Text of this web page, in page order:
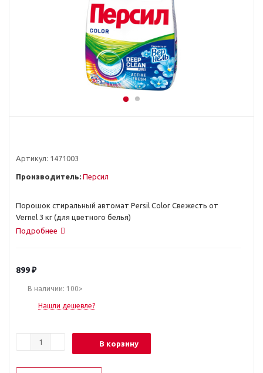
Артикул: 1471003
Производитель: Персил
Порошок стиральный автомат Persil Color Свежесть от
Vernel 3 кг (для цветного белья)
Подробнее
899₽
В наличии: 100>
Нашли дешевле?
В корзину